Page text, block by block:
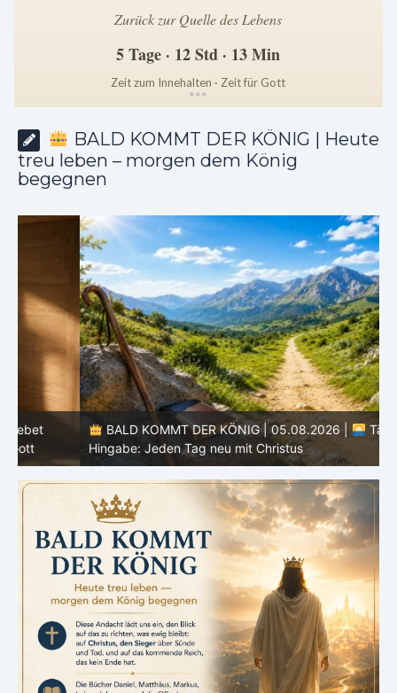
Zurück zur Quelle des Lebens
5 Tage · 12 Std · 13 Min
Zeit zum Innehalten · Zeit für Gott
***
BALD KOMMT DER KÖNIG | Heute
treu leben – morgen dem König
begegnen
BALD KOMMT DER KÖNIG | 05.08.2026 |
Tägliche
Hingabe: Jeden Tag neu mit Christus